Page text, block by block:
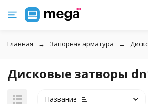
Главная Запорная арматура
Дисковые затворы
Название